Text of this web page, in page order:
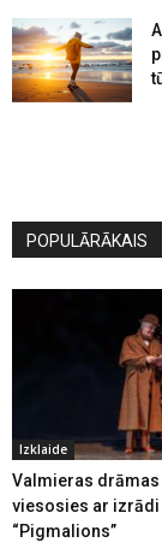
POPULĀRĀKAIS
Izklaide
Valmieras
viesosies ar izrādi
“Pigmalions”